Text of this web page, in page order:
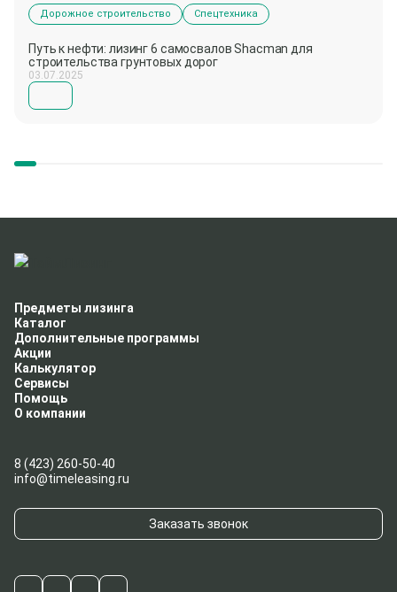
Дорожное строительство Спецтехника
Путь к нефти: лизинг 6 самосвалов Shacman для
строительства грунтовых дорог
03.07.2025
Предметы лизинга
Каталог
Дополнительные программы
Акции
Калькулятор
Сервисы
Помощь
О компании
8 (423) 260-50-40
info@timeleasing.ru
Заказать звонок